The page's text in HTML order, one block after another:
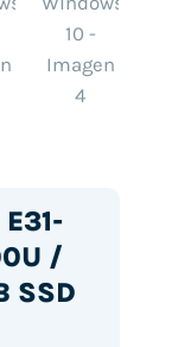
/
SSD